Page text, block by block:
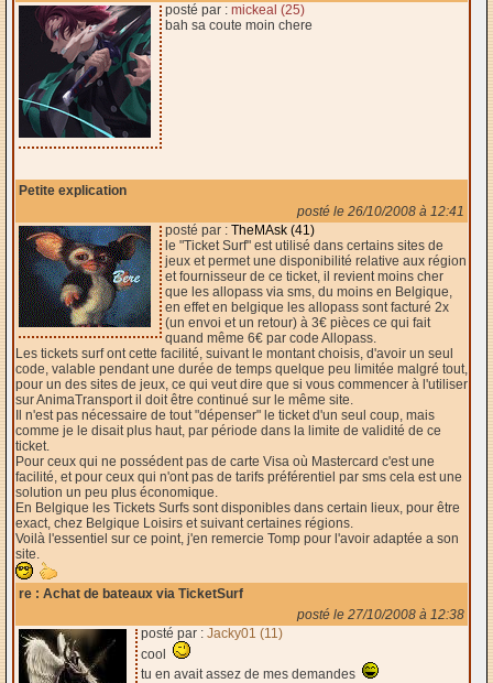
posté par : mickeal (25)
bah sa coute moin chere
Petite explication
posté le 26/10/2008 à 12:41
posté par : TheMAsk (41)
le "Ticket Surf" est utilisé dans certains sites de
jeux et permet une disponibilité relative aux région
et fournisseur de ce ticket, il revient moins cher
que les allopass via sms, du moins en Belgique,
en effet en belgique les allopass sont facturé 2x
(un envoi et un retour) à 3€ pièces ce qui fait
quand même 6€ par code Allopass.
Les tickets surf ont cette facilité, suivant le montant choisis, d'avoir un seul
code, valable pendant une durée de temps quelque peu limitée malgré tout,
pour un des sites de jeux, ce qui veut dire que si vous commencer à l'utiliser
sur AnimaTransport il doit être continué sur le même site.
Il n'est pas nécessaire de tout "dépenser" le ticket d'un seul coup, mais
comme je le disait plus haut, par période dans la limite de validité de ce
ticket.
Pour ceux qui ne possédent pas de carte Visa où Mastercard c'est une
facilité, et pour ceux qui n'ont pas de tarifs préférentiel par sms cela est une
solution un peu plus économique.
En Belgique les Tickets Surfs sont disponibles dans certain lieux, pour être
exact, chez Belgique Loisirs et suivant certaines régions.
Voilà l'essentiel sur ce point, j'en remercie Tomp pour l'avoir adaptée a son
site.
re : Achat de bateaux via TicketSurf
posté le 27/10/2008 à 12:38
posté par : Jacky01 (11)
cool
tu en avait assez de mes demandes